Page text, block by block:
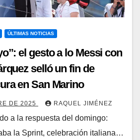
ÚLTIMAS NOTICIAS
el gesto a lo Messi con
selló un fin de
en San Marino
DE 2025 RAQUEL JIMÉNEZ
a la respuesta del domingo:
la Sprint, celebración italiana…